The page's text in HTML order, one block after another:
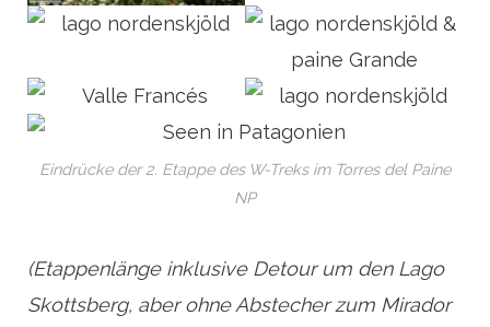
Eindrücke der 2. Etappe des W-Treks im Torres del Paine
NP
(Etappenlänge inklusive Detour um den Lago
Skottsberg, aber ohne Abstecher zum Mirador